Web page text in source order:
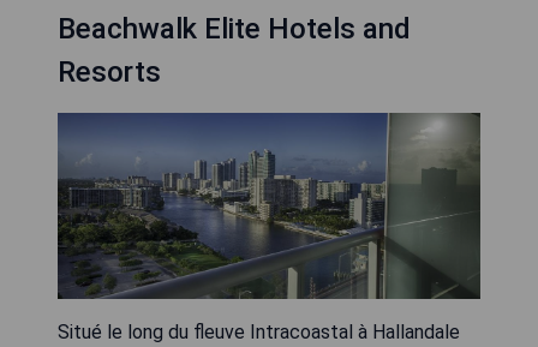
Beachwalk Elite Hotels and
Resorts
Situé le long du fleuve Intracoastal à Hallandale